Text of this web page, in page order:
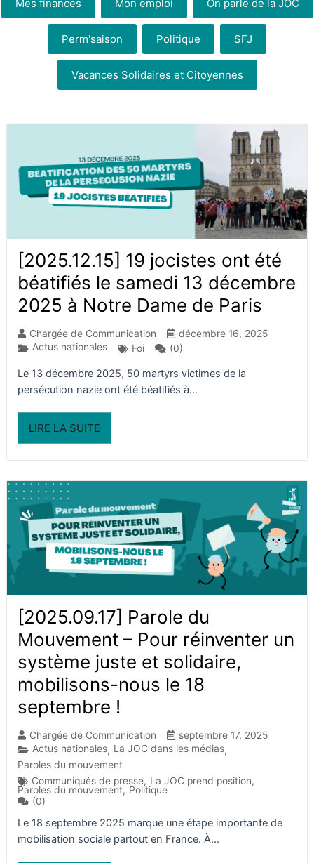
Mes finances Mon emploi On parle de la JOC
Perm'saison Politique SFJ
Vacances Solidaires et Citoyennes
[2025.12.15] 19 jocistes ont été
béatifiés le samedi 13 décembre
2025 à Notre Dame de Paris
Chargée de Communication
décembre 16, 2025
Actus nationales
Foi (0)
Le 13 décembre 2025, 50 martyrs victimes de la
persécution nazie ont été béatifiés à...
LIRE LA SUITE
[2025.09.17] Parole du
Mouvement – Pour réinventer un
système juste et solidaire,
mobilisons-nous le 18
septembre !
Chargée de Communication
septembre 17, 2025
Actus nationales, La JOC dans les médias,
Paroles du mouvement
Communiqués de presse, La JOC prend position,
Paroles du mouvement, Politique
(0)
Le 18 septembre 2025 marque une étape importante de
mobilisation sociale partout en France. À...